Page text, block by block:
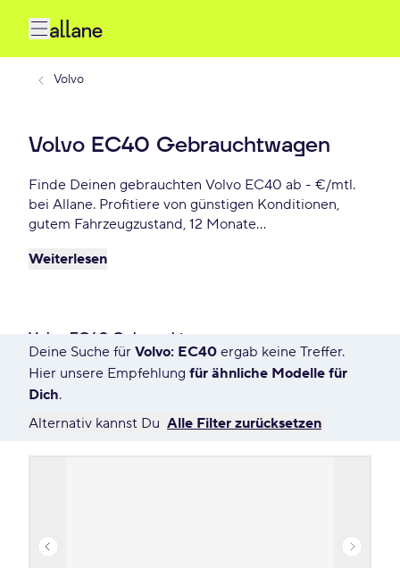
Volvo
Volvo EC40 Gebrauchtwagen
Finde Deinen gebrauchten Volvo EC40 ab - €/mtl.
bei Allane. Profitiere von günstigen Konditionen,
gutem Fahrzeugzustand, 12 Monate
Vorteile. Reserviere Dir Deinen Wunsch-Volvo EC40
Weiterlesen
Volvo EC40 Gebrauchtwagen
10 Angebote für Deine Suche
Deine Suche für Volvo: EC40 ergab keine Treffer.
Hier unsere Empfehlung für ähnliche Modelle für
Dich.
Alternativ kannst Du Alle Filter zurücksetzen